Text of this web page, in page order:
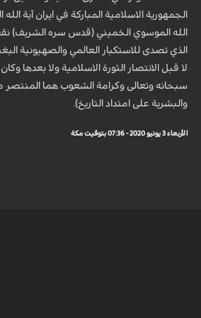
الجمهورية الاسلامية المباركة في ايران آية
الله الموسوي الخميني (قدس سره الشريف)
الذي تصدى للاستكبار العالمي والصهيونية
لا قبل الانتصار الثورة الاسلامية ولا بعدها
سبحانه وتعالى وكرامة الشعوب هما المنتصر
والبشرية على امتداد التاريخ).
الأربعاء 3 يونيو 2020 - 07:36 بتوقيت مكة